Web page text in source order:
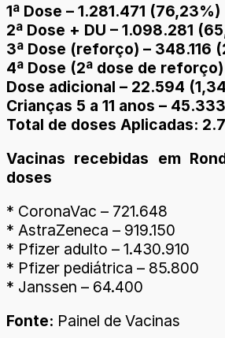
1ª Dose – 1.281.471 (76,23%)
2ª Dose + DU – 1.098.281
3ª Dose (reforço) – 348.116
4ª Dose (2ª dose de
Dose adicional – 22.594
Crianças 5 a 11 anos –
Total de doses Aplicadas:
Vacinas recebidas em
doses
* CoronaVac – 721.648
* AstraZeneca – 919.150
* Pfizer adulto – 1.430.910
* Pfizer pediátrica – 85.800
* Janssen – 64.400
Fonte: Painel de Vacinas